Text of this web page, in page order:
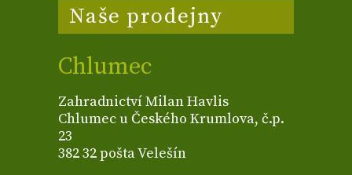
Naše prodejny
Chlumec
Zahradnictví Milan Havlis
Chlumec u Českého Krumlova, č.p.
23
382 32 pošta Velešín